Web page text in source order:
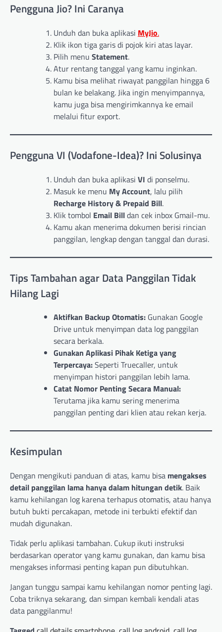
Pengguna Jio? Ini Caranya
Unduh dan buka aplikasi MyJio.
Klik ikon tiga garis di pojok kiri atas layar.
Pilih menu Statement.
Atur rentang tanggal yang kamu inginkan.
Kamu bisa melihat riwayat panggilan hingga 6
bulan ke belakang. Jika ingin menyimpannya,
kamu juga bisa mengirimkannya ke email
melalui fitur export.
Pengguna VI (Vodafone-Idea)? Ini Solusinya
Unduh dan buka aplikasi VI di ponselmu.
Masuk ke menu My Account, lalu pilih
Recharge History & Prepaid Bill.
Klik tombol Email Billdan cek inbox Gmail-mu.
Kamu akan menerima dokumen berisi rincian
panggilan, lengkap dengan tanggal dan durasi.
Tips Tambahan agar Data Panggilan Tidak
Hilang Lagi
Aktifkan Backup Otomatis: Gunakan Google
Drive untuk menyimpan data log panggilan
secara berkala.
Gunakan Aplikasi Pihak Ketiga yang
Terpercaya:Seperti Truecaller, untuk
menyimpan histori panggilan lebih lama.
Catat Nomor Penting Secara Manual:
Terutama jika kamu sering menerima
panggilan penting dari klien atau rekan kerja.
Kesimpulan
Dengan mengikuti panduan di atas, kamu bisa mengakses
detail panggilan lama hanya dalam hitungan detik. Baik
kamu kehilangan log karena terhapus otomatis, atau hanya
butuh bukti percakapan, metode ini terbukti efektif dan
mudah digunakan.
Tidak perlu aplikasi tambahan. Cukup ikuti instruksi
berdasarkan operator yang kamu gunakan, dan kamu bisa
mengakses informasi penting kapan pun dibutuhkan.
Jangan tunggu sampai kamu kehilangan nomor penting lagi.
Coba triknya sekarang, dan simpan kembali kendali atas
data panggilanmu!